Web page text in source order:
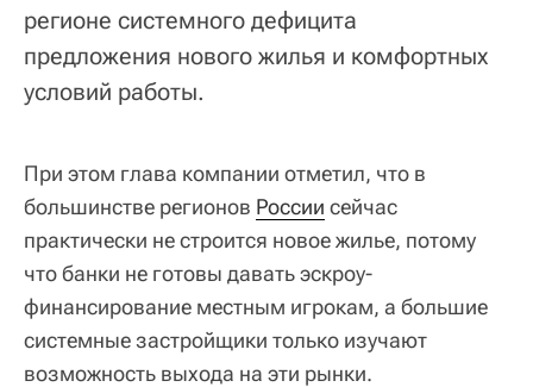
регионе системного дефицита
предложения нового жилья и комфортных
условий работы.
При этом глава компании отметил, что в
большинстве регионов России сейчас
практически не строится новое жилье, потому
что банки не готовы давать эскроу-
финансирование местным игрокам, а большие
системные застройщики только изучают
возможность выхода на эти рынки.